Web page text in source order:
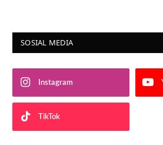
SOSIAL MEDIA
Instagram
TikTok